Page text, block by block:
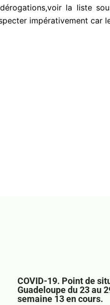
la liste
impérativement car
COVID-19. Point de
Guadeloupe du 23 au
semaine 13 en cours.